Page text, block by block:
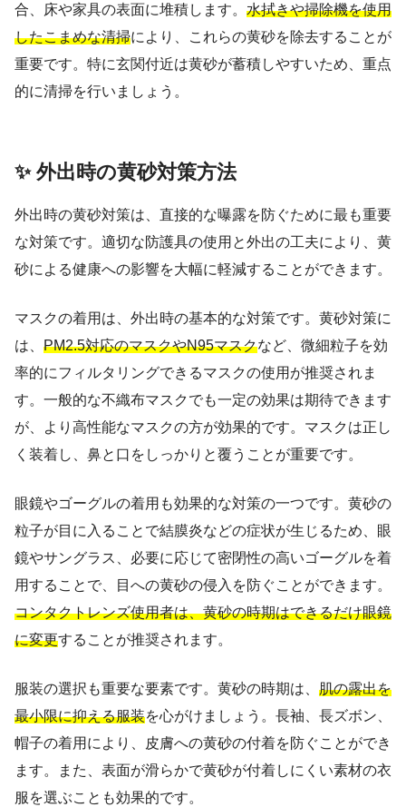
合、床や家具の表面に堆積します。 水拭きや掃除機を使用
したこまめな清掃により、これらの黄砂を除去することが
重要です。特に玄関付近は黄砂が蓄積しやすいため、重点
的に清掃を行いましょう。
✨ 外出時の黄砂対策方法
外出時の黄砂対策は、直接的な曝露を防ぐために最も重要
な対策です。適切な防護具の使用と外出の工夫により、黄
砂による健康への影響を大幅に軽減することができます。
マスクの着用は、外出時の基本的な対策です。黄砂対策に
は、 PM2.5対応のマスクやN95マスクなど、微細粒子を効
率的にフィルタリングできるマスクの使用が推奨されま
す。一般的な不織布マスクでも一定の効果は期待できます
が、より高性能なマスクの方が効果的です。マスクは正し
く装着し、鼻と口をしっかりと覆うことが重要です。
眼鏡やゴーグルの着用も効果的な対策の一つです。黄砂の
粒子が目に入ることで結膜炎などの症状が生じるため、眼
鏡やサングラス、必要に応じて密閉性の高いゴーグルを着
用することで、目への黄砂の侵入を防ぐことができます。
コンタクトレンズ使用者は、黄砂の時期はできるだけ眼鏡
に変更することが推奨されます。
服装の選択も重要な要素です。黄砂の時期は、 肌の露出を
最小限に抑える服装を心がけましょう。長袖、長ズボン、
帽子の着用により、皮膚への黄砂の付着を防ぐことができ
ます。また、表面が滑らかで黄砂が付着しにくい素材の衣
服を選ぶことも効果的です。